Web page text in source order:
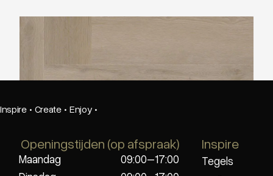
Inspire · Create · Enjoy ·
Openingstijden (op afspraak)
Maandag
09:00–17:00
Inspire
Tegels